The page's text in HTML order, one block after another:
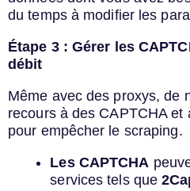
du temps à modifier les
Étape 3 : Gérer les
débit
Même avec des proxys, de
recours à des CAPTCHA
pour empêcher le scraping.
Les CAPTCHA
services tels que